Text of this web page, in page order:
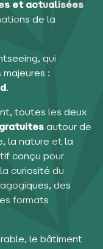
et actualisées
de la
qui
:
.
toutes les deux
autour de
la nature et la
conçu pour
curiosité du
des
formats
le bâtiment